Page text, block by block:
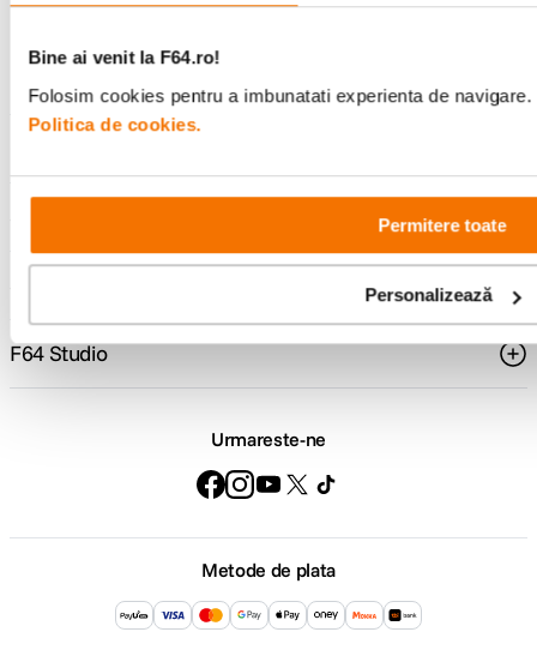
Bine ai venit la F64.ro!
Folosim cookies pentru a imbunatati experienta de
Politica de cookies.
Permitere toate
Personalizează
Consultanta
Livrare gratuita
F64 Studio
Urmareste-ne
Metode de plata